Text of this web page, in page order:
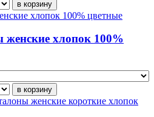
хлопок 100%